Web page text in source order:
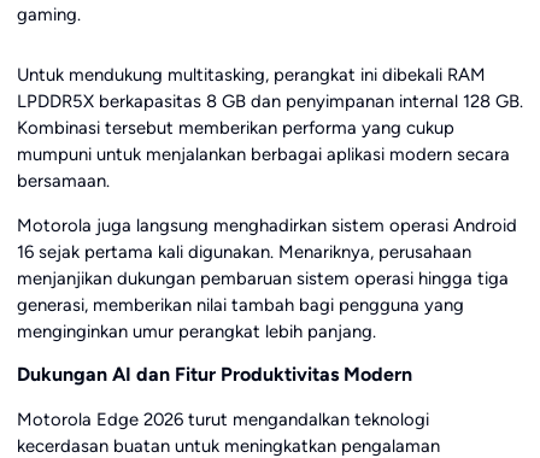
gaming.
Untuk mendukung multitasking, perangkat ini dibekali RAM
LPDDR5X berkapasitas 8 GB dan penyimpanan internal 128 GB.
Kombinasi tersebut memberikan performa yang cukup
mumpuni untuk menjalankan berbagai aplikasi modern secara
bersamaan.
Motorola juga langsung menghadirkan sistem operasi Android
16 sejak pertama kali digunakan. Menariknya, perusahaan
menjanjikan dukungan pembaruan sistem operasi hingga tiga
generasi, memberikan nilai tambah bagi pengguna yang
menginginkan umur perangkat lebih panjang.
Dukungan AI dan Fitur Produktivitas Modern
Motorola Edge 2026 turut mengandalkan teknologi
kecerdasan buatan untuk meningkatkan pengalaman